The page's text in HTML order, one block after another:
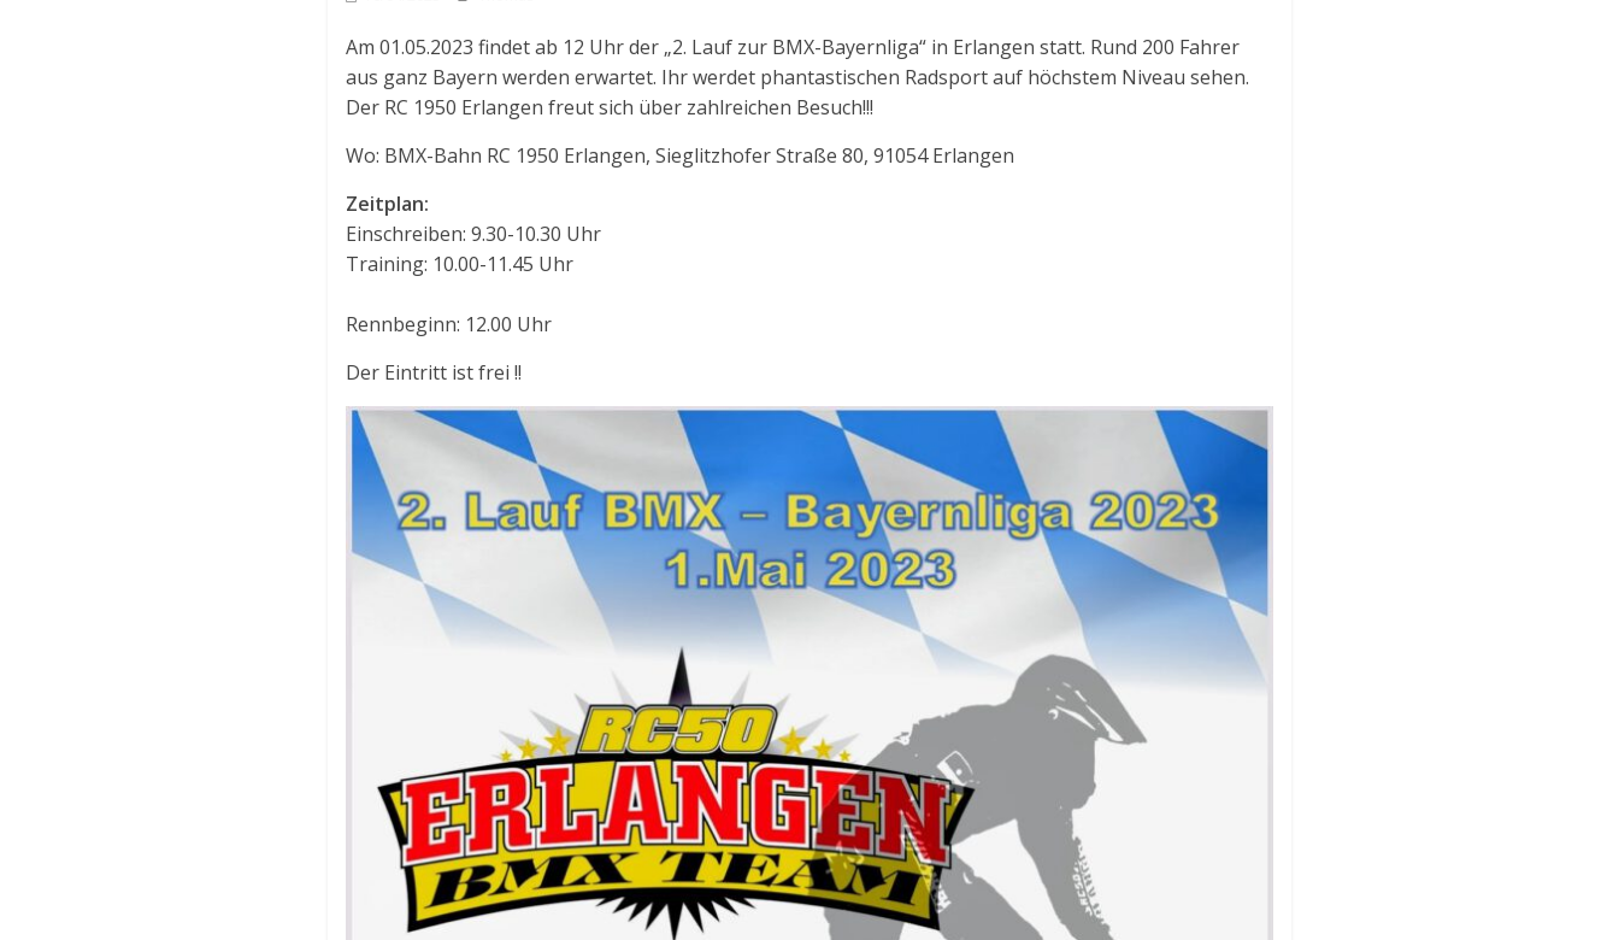
Am 01.05.2023 findet ab 12 Uhr der „2. Lauf zur BMX-Bayernliga“ in Erlangen statt. Rund 200 Fahrer
aus ganz Bayern werden erwartet. Ihr werdet phantastischen Radsport auf höchstem Niveau sehen.
Der RC 1950 Erlangen freut sich über zahlreichen Besuch!!!
Wo: BMX-Bahn RC 1950 Erlangen, Sieglitzhofer Straße 80, 91054 Erlangen
Zeitplan:
Einschreiben: 9.30-10.30 Uhr
Training: 10.00-11.45 Uhr
Rennbeginn: 12.00 Uhr
Der Eintritt ist frei !!